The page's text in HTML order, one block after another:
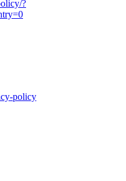
?
policy